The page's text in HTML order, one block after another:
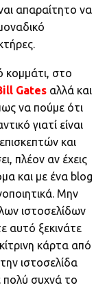
απαραίτητο να
κομμάτι, στο
Gates αλλά και
να πούμε ότι
γιατί είναι
και
πλέον αν έχεις
και με ένα blog
Μην
ιστοσελίδων
αυτό ξεκινάτε
κάρτα από
ιστοσελίδα
πολύ συχνά το